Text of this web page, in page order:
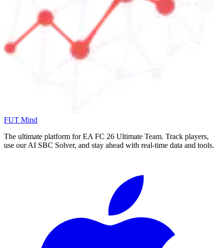
FUT Mind
The ultimate platform for EA FC 26 Ultimate Team. Track players,
use our AI SBC Solver, and stay ahead with real-time data and tools.